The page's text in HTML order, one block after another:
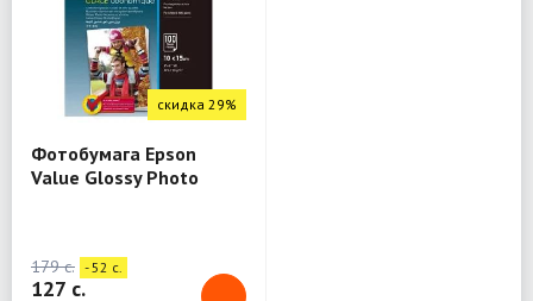
скидка 29%
Фотобумага Epson
Value Glossy Photo
179 c. - 52 c.
127 c.